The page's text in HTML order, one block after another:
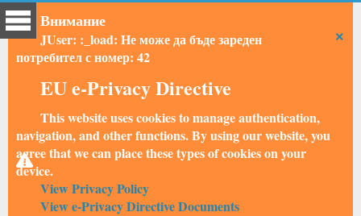
×
Внимание
JUser: :_load: Не може да бъде зареден
потребител с номер: 42
EU e-Privacy Directive
This website uses cookies to manage authentication,
navigation, and other functions. By using our website, you
agree that we can place these types of cookies on your
device.
View Privacy Policy
View e-Privacy Directive Documents